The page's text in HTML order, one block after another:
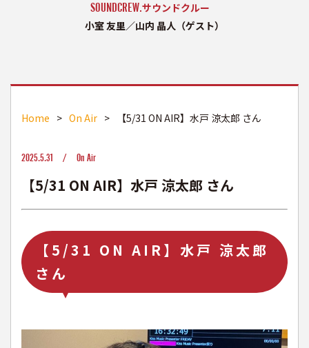
SOUNDCREW.サウンドクルー
小室 友里／山内 晶人（ゲスト）
Home > On Air > 【5/31 ON AIR】水戸 涼太郎 さん
2025.5.31 / On Air
【5/31 ON AIR】水戸 涼太郎 さん
【5/31 ON AIR】水戸 涼太郎
さん